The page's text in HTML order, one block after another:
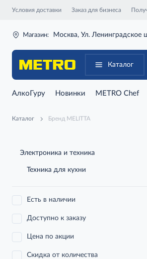
Условия доставки Заказ для бизнеса
Магазин: Москва, Ул. Ленинградское
Каталог
АлкоГуру Новинки METRO Chef
Каталог Бренд MELITTA
Электроника и техника
Техника для кухни
Есть в наличии
Доступно к заказу
Цена по акции
Скидка от количества